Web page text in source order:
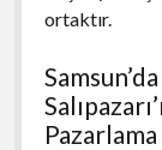
ortaktır.